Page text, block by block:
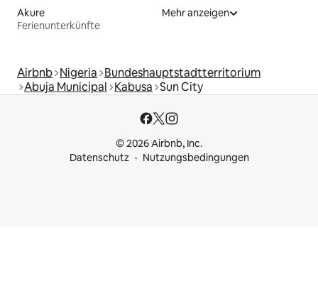
Akure
Ferienunterkünfte
Mehr anzeigen
Airbnb Nigeria Bundeshauptstadtterritorium
Abuja Municipal Kabusa Sun City
© 2026 Airbnb, Inc.
Datenschutz
Nutzungsbedingungen